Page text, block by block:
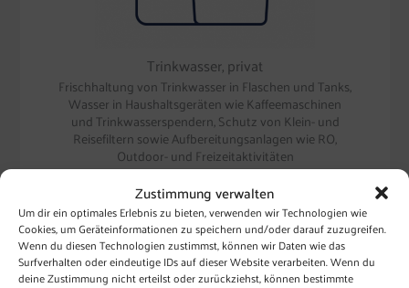
Zustimmung verwalten
Um dir ein optimales Erlebnis zu bieten, verwenden wir Technologien wie
Cookies, um Geräteinformationen zu speichern und/oder darauf zuzugreifen.
Wenn du diesen Technologien zustimmst, können wir Daten wie das
Surfverhalten oder eindeutige IDs auf dieser Website verarbeiten. Wenn du
deine Zustimmung nicht erteilst oder zurückziehst, können bestimmte
Trinkwasser, privat
Frischhaltung von Trinkwasser in Flaschen und Tanks,
Wasser in Haushaltsgeräten wie Kaffeemaschinen
und Trinkwasserspendern, Schutz von Klein- und
Reisefiltern sowie Aufbereitungsanlagen wie RO,
Outdoor- und Freizeitaktivitäten